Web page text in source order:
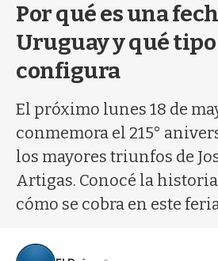
Por qué es una
Uruguay y qué
configura
El próximo lunes 18 de
conmemora el 215°
los mayores triunfos de
Artigas. Conocé la
cómo se cobra en este